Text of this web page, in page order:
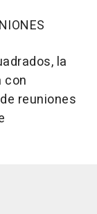
la
con
reuniones